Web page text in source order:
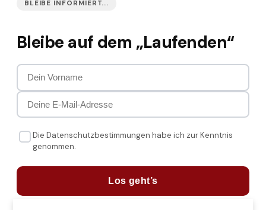
BLEIBE INFORMIERT...
Bleibe auf dem „Laufenden“
Die Datenschutzbestimmungen habe ich zur Kenntnis
genommen.
Los geht’s